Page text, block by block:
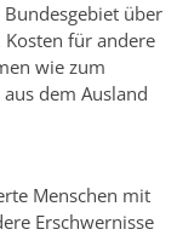
über
für andere
wie zum
dem Ausland
Menschen mit
Erschwernisse